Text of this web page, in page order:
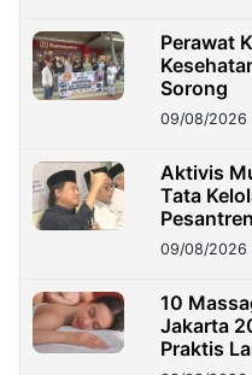
Perawat
Sorong
09/08/2026
Aktivis
Tata
Pesantren
09/08/2026
10
Jakarta
Praktis